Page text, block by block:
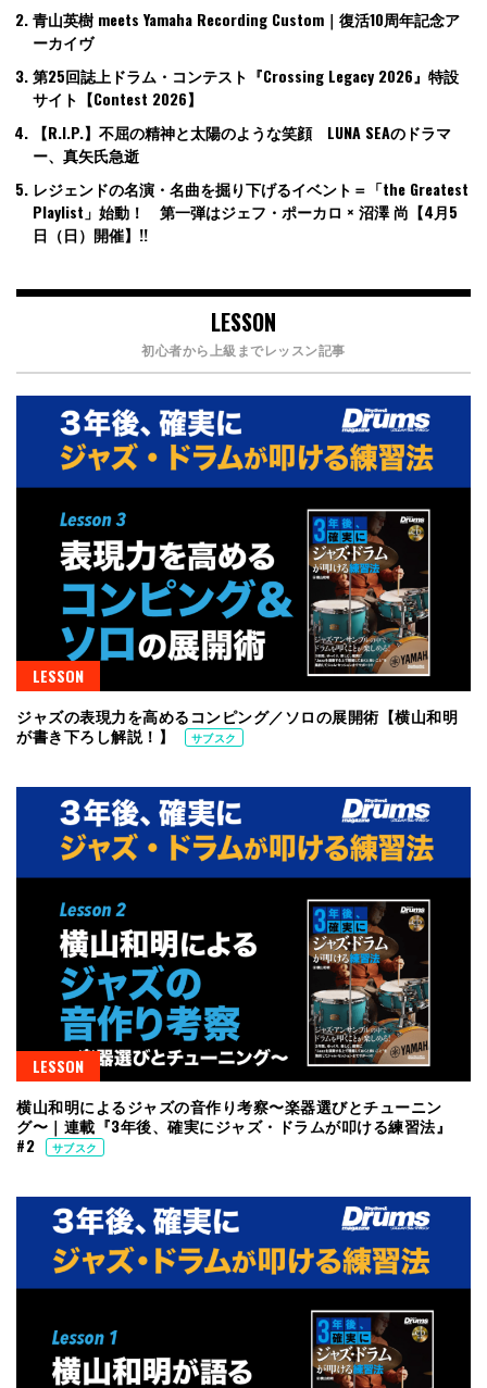
青山英樹 meets Yamaha Recording Custom｜復活10周年記念ア
ーカイヴ
第25回誌上ドラム・コンテスト『Crossing Legacy 2026』特設
サイト【Contest 2026】
【R.I.P.】不屈の精神と太陽のような笑顔 LUNA SEAのドラマ
ー、真矢氏急逝
レジェンドの名演・名曲を掘り下げるイベント＝「the Greatest
Playlist」始動！ 第一弾はジェフ・ポーカロ × 沼澤 尚【4月5
日（日）開催】!!
LESSON
初心者から上級までレッスン記事
LESSON
ジャズの表現力を高めるコンピング／ソロの展開術【横山和明
が書き下ろし解説！】
サブスク
LESSON
横山和明によるジャズの音作り考察〜楽器選びとチューニン
グ〜｜連載『3年後、確実にジャズ・ドラムが叩ける練習法』
#2
サブスク